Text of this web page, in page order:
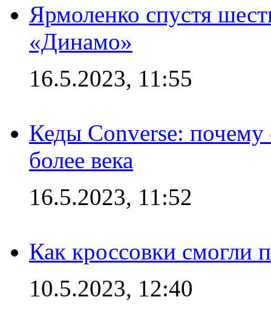
Ярмоленко спустя
«Динамо»
16.5.2023, 11:55
Кеды Converse:
более века
16.5.2023, 11:52
Как кроссовки смогли
10.5.2023, 12:40